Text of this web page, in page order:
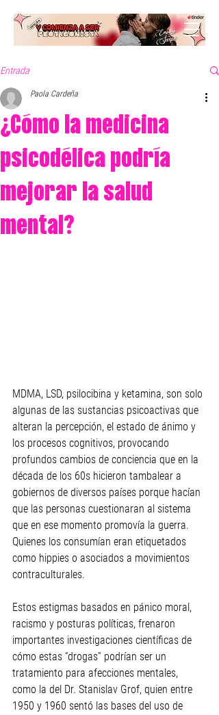
Entrada
¿Cómo la medicina
psicodélica podría
mejorar la salud
mental?
Paola Cardeña
MDMA, LSD, psilocibina y ketamina, son solo
algunas de las sustancias psicoactivas que
alteran la percepción, el estado de ánimo y
los procesos cognitivos, provocando
profundos cambios de conciencia que en la
década de los 60s hicieron tambalear a
gobiernos de diversos países porque hacían
que las personas cuestionaran al sistema
que en ese momento promovía la guerra.
Quienes los consumían eran etiquetados
como hippies o asociados a movimientos
contraculturales.
Estos estigmas basados en pánico moral,
racismo y posturas políticas, frenaron
importantes investigaciones científicas de
cómo estas “drogas” podrían ser un
tratamiento para afecciones mentales,
como la del Dr. Stanislav Grof, quien entre
1950 y 1960 sentó las bases del uso de